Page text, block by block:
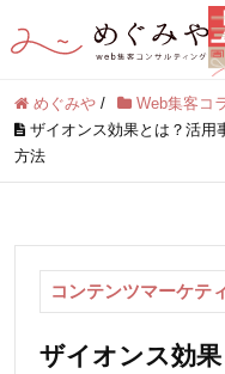
めぐみや / Web集客コ
ザイオンス効果とは？活用
方法
コンテンツマーケテ
ザイオンス効